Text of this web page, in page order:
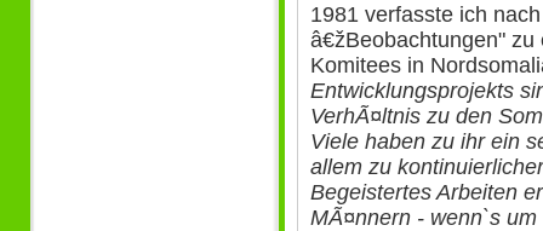
1981 verfasste ich
â€žBeobachtungen"
Komitees in
Entwicklungsprojekts
VerhÃ¤ltnis zu den
Viele haben zu ihr ein
allem zu
Begeistertes Arbeiten
MÃ¤nnern - wenn`s